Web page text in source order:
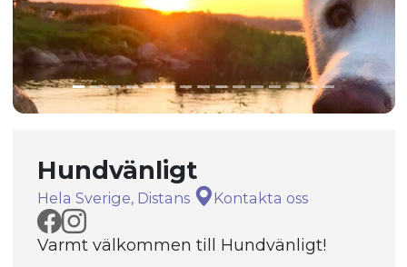
Hundvänligt
Hela Sverige, Distans Kontakta oss
Varmt välkommen till Hundvänligt!